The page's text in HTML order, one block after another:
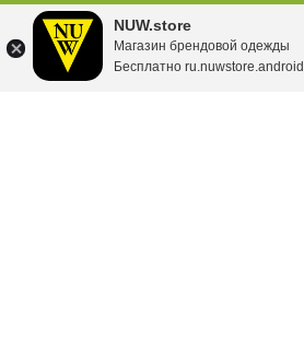
NUW.store
Магазин брендовой одежды
Бесплатно ru.nuwstore.android